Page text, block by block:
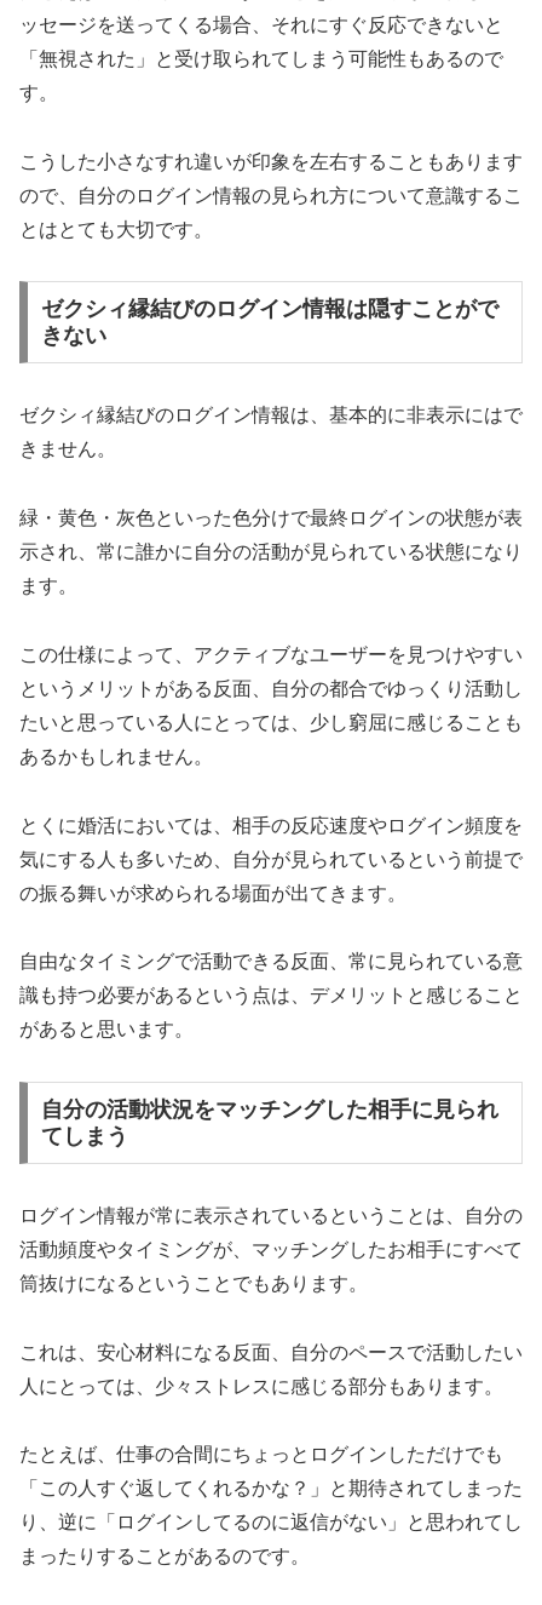
ッセージを送ってくる場合、それにすぐ反応できないと
「無視された」と受け取られてしまう可能性もあるので
す。
こうした小さなすれ違いが印象を左右することもあります
ので、自分のログイン情報の見られ方について意識するこ
とはとても大切です。
ゼクシィ縁結びのログイン情報は隠すことがで
きない
ゼクシィ縁結びのログイン情報は、基本的に非表示にはで
きません。
緑・黄色・灰色といった色分けで最終ログインの状態が表
示され、常に誰かに自分の活動が見られている状態になり
ます。
この仕様によって、アクティブなユーザーを見つけやすい
というメリットがある反面、自分の都合でゆっくり活動し
たいと思っている人にとっては、少し窮屈に感じることも
あるかもしれません。
とくに婚活においては、相手の反応速度やログイン頻度を
気にする人も多いため、自分が見られているという前提で
の振る舞いが求められる場面が出てきます。
自由なタイミングで活動できる反面、常に見られている意
識も持つ必要があるという点は、デメリットと感じること
があると思います。
自分の活動状況をマッチングした相手に見られ
てしまう
ログイン情報が常に表示されているということは、自分の
活動頻度やタイミングが、マッチングしたお相手にすべて
筒抜けになるということでもあります。
これは、安心材料になる反面、自分のペースで活動したい
人にとっては、少々ストレスに感じる部分もあります。
たとえば、仕事の合間にちょっとログインしただけでも
「この人すぐ返してくれるかな？」と期待されてしまった
り、逆に「ログインしてるのに返信がない」と思われてし
まったりすることがあるのです。